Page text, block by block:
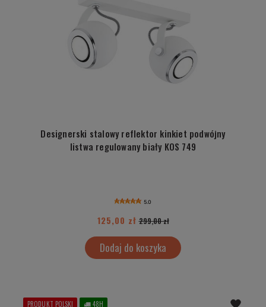
Designerski stalowy reflektor kinkiet podwójny
listwa regulowany biały KOS 749
5.0
125,00 zł 299,00 zł
Dodaj do koszyka
PRODUKT POLSKI 48H